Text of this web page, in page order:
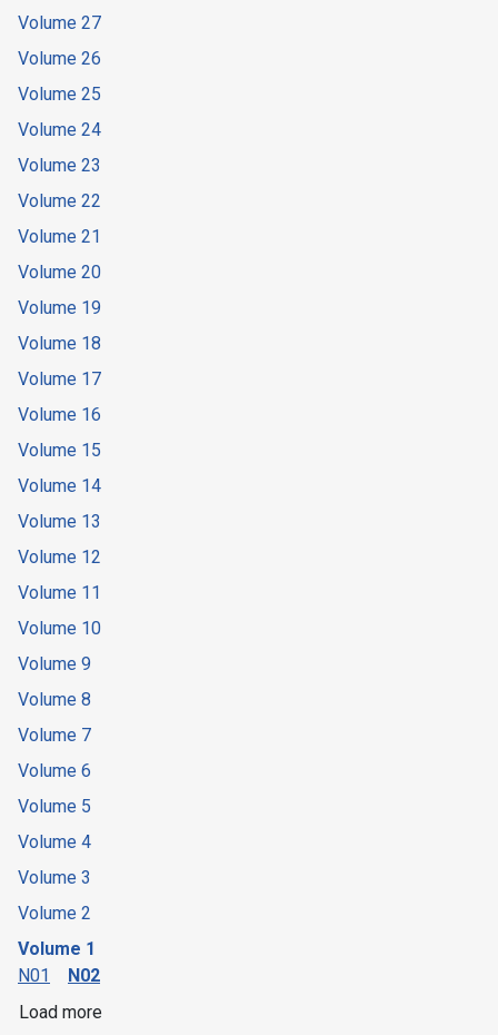
Volume 27
Volume 26
Volume 25
Volume 24
Volume 23
Volume 22
Volume 21
Volume 20
Volume 19
Volume 18
Volume 17
Volume 16
Volume 15
Volume 14
Volume 13
Volume 12
Volume 11
Volume 10
Volume 9
Volume 8
Volume 7
Volume 6
Volume 5
Volume 4
Volume 3
Volume 2
Volume 1
N01
N02
Load more